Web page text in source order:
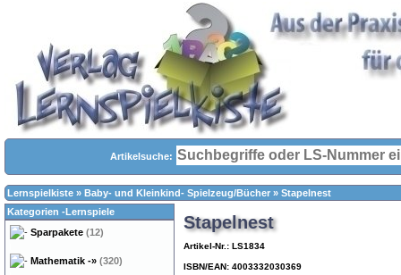
Artikelsuche:
Lernspielkiste » Baby- und Kleinkind- Spielzeug/Bücher » Stapelnest
Stapelnest
Artikel-Nr.: LS1834
ISBN/EAN: 4003332030369
Kategorien -Lernspiele
Sparpakete (12)
Mathematik -» (320)